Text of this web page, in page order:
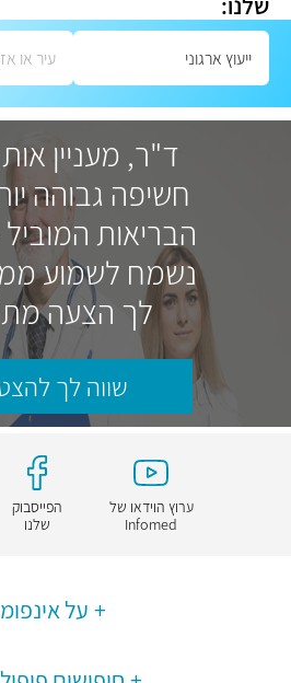
ד"ר, מעניין
חשיפה גבוהה
הבריאות
נשמח לשמוע
לך הצעה
שווה לך
ערוץ הוידאו של
Infomed
הפייסבוק
שלנו
על